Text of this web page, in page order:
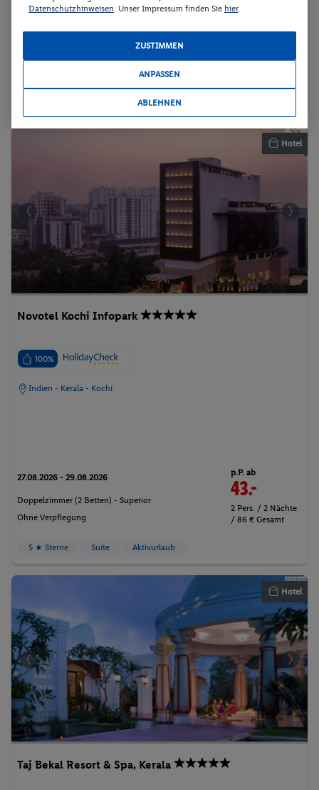
Verjüngungskur
2 Pers. / 5 Nächte
Aktivurlaub
Hotel
Novotel Kochi Infopark
100%
Indien - Kerala - Kochi
27.08.2026 - 29.08.2026
Doppelzimmer (2 Betten) - Superior
Ohne Verpflegung
p.P. ab
43.-
2 Pers. / 2 Nächte
/ 86 € Gesamt
5 ★ Sterne Suite Aktivurlaub
Hotel
Taj Bekal Resort & Spa, Kerala
Datenschutzhinweisen. Unser Impressum finden Sie hier.
ZUSTIMMEN
ANPASSEN
ABLEHNEN